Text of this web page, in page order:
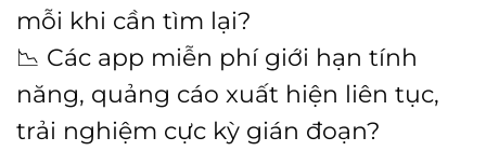
mỗi khi cần tìm lại?
📉 Các app miễn phí giới hạn tính
năng, quảng cáo xuất hiện liên tục,
trải nghiệm cực kỳ gián đoạn?